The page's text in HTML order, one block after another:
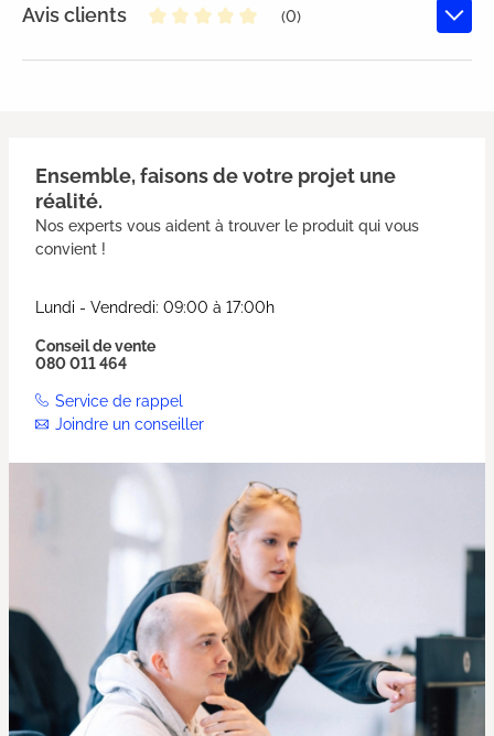
Avis clients
(0)
Ensemble, faisons de votre projet une
réalité.
Nos experts vous aident à trouver le produit qui vous
convient !
Lundi - Vendredi: 09:00 à 17:00h
Conseil de vente
080 011 464
Service de rappel
Joindre un conseiller